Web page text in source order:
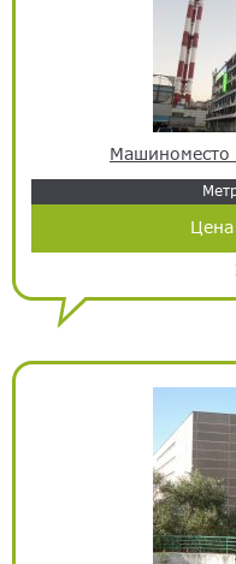
Машиноместо